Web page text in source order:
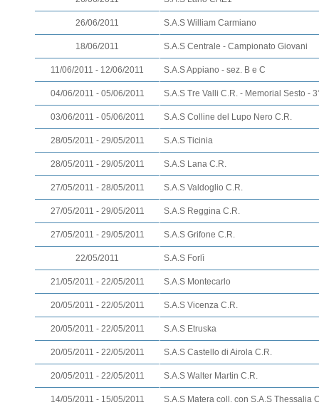
26/06/2011 S.A.S William Carmiano
18/06/2011 S.A.S Centrale - Campionato Giovani
11/06/2011 - 12/06/2011 S.A.S Appiano - sez. B e C
04/06/2011 - 05/06/2011 S.A.S Tre Valli C.R. - Memorial Sesto -
03/06/2011 - 05/06/2011 S.A.S Colline del Lupo Nero C.R.
28/05/2011 - 29/05/2011 S.A.S Ticinia
28/05/2011 - 29/05/2011 S.A.S Lana C.R.
27/05/2011 - 28/05/2011 S.A.S Valdoglio C.R.
27/05/2011 - 29/05/2011 S.A.S Reggina C.R.
27/05/2011 - 29/05/2011 S.A.S Grifone C.R.
22/05/2011 S.A.S Forlì
21/05/2011 - 22/05/2011 S.A.S Montecarlo
20/05/2011 - 22/05/2011 S.A.S Vicenza C.R.
20/05/2011 - 22/05/2011 S.A.S Etruska
20/05/2011 - 22/05/2011 S.A.S Castello di Airola C.R.
20/05/2011 - 22/05/2011 S.A.S Walter Martin C.R.
14/05/2011 - 15/05/2011 S.A.S Matera coll. con S.A.S Thessalia